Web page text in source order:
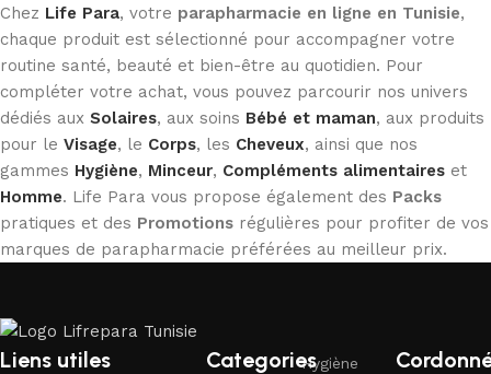
Chez Life Para, votre parapharmacie en ligne en Tunisie,
chaque produit est sélectionné pour accompagner votre
routine santé, beauté et bien-être au quotidien. Pour
compléter votre achat, vous pouvez parcourir nos univers
dédiés aux Solaires, aux soins Bébé et maman, aux produits
pour le Visage, le Corps, les Cheveux, ainsi que nos
gammes Hygiène, Minceur, Compléments alimentaires et
Homme. Life Para vous propose également des Packs
pratiques et des Promotions régulières pour profiter de vos
marques de parapharmacie préférées au meilleur prix.
Liens utiles CategoriesHygiène